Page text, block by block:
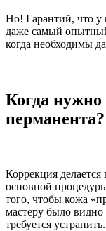
Но! Гарантий, что у
даже самый
когда необходимы
Когда
перманента?
Коррекция
основной
того, чтобы кожа
мастеру было
требуется устранить.